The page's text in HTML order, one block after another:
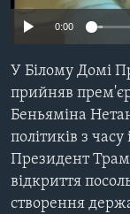
ЕКОНОМІКА
ІСТОРІЇ УСПІХУ
ТЕЛЕПРОГРАМИ
ЧАС-TIME
БРИФІНГ
СТУДІЯ
ВІКНО В
ПРАЙМ-ТАЙМ
ENGLISH
Learning English
МИ В СОЦМЕРЕЖАХ
0:00
У Білому Домі
прийняв прем'єр
Беньяміна
політиків з
Президент
відкриття
створення